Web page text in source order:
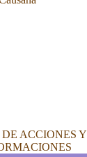
ACCIONES Y